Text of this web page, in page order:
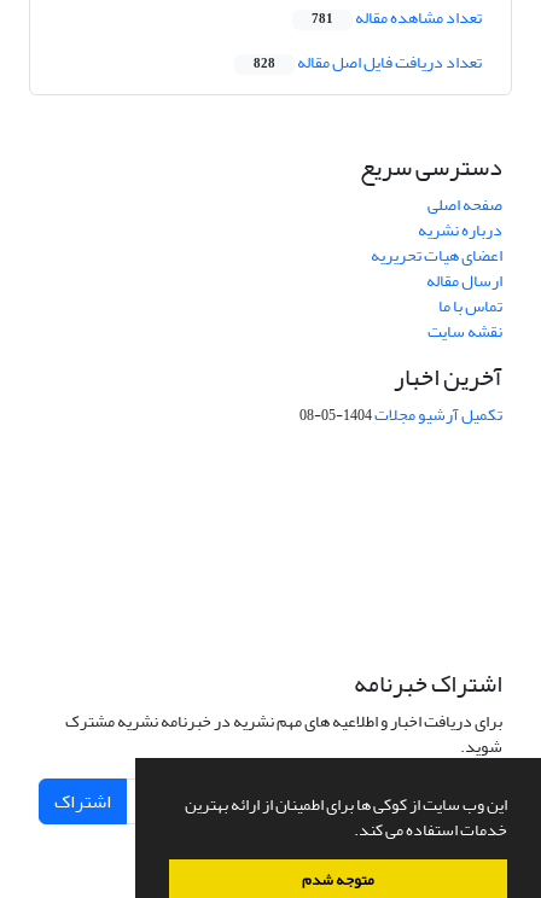
این وب سایت از کوکی ها برای اطمینان از ارائه بهترین
خدمات استفاده می کند.
متوجه شدم
تعداد مشاهده مقاله 781
تعداد دریافت فایل اصل مقاله 828
دسترسی سریع
صفحه اصلی
درباره نشریه
اعضای هیات تحریریه
ارسال مقاله
تماس با ما
نقشه سایت
آخرین اخبار
تکمیل آرشیو مجلات1404-05-08
اشتراک خبرنامه
برای دریافت اخبار و اطلاعیه های مهم نشریه در خبرنامه نشریه مشترک
شوید.
اشتراک